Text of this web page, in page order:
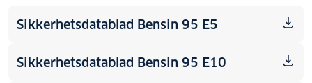
Sikkerhetsdatablad Bensin 95 E5
Sikkerhetsdatablad Bensin 95 E10